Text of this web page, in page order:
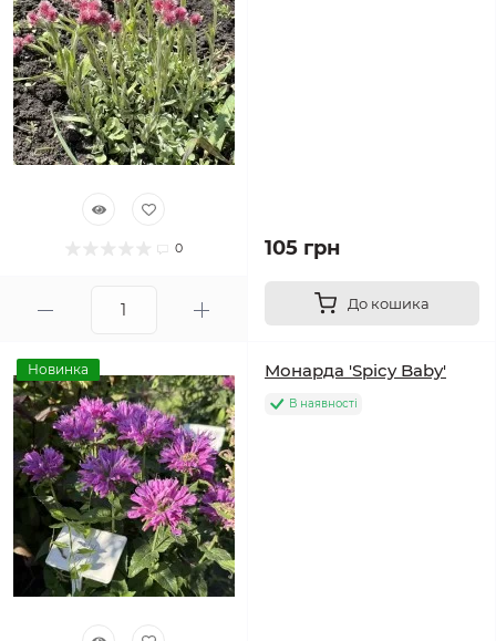
0 105 грн
До кошика
Новинка Монарда 'Spicy Baby'
В наявності